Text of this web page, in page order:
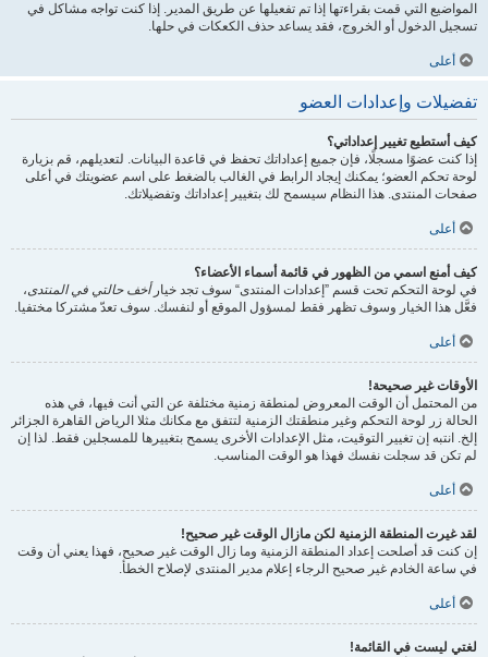
المواضيع التي قمت بقراءتها إذا تم تفعيلها عن طريق المدير. إذا كنت تواجه مشاكل في
تسجيل الدخول أو الخروج، فقد يساعد حذف الكعكات في حلها.
أعلى
تفضيلات وإعدادات العضو
كيف أستطيع تغيير إعداداتي؟
إذا كنت عضوًا مسجلًا، فإن جميع إعداداتك تحفظ في قاعدة البيانات. لتعديلهم، قم بزيارة
لوحة تحكم العضو؛ يمكنك إيجاد الرابط في الغالب بالضغط على اسم عضويتك في أعلى
صفحات المنتدى. هذا النظام سيسمح لك بتغيير إعداداتك وتفضيلاتك.
أعلى
كيف أمنع اسمي من الظهور في قائمة أسماء الأعضاء؟
في لوحة التحكم تحت قسم ”إعدادات المنتدى“ سوف تجد خيارأخف حالتي في المنتدى،
فعَّل هذا الخيار وسوف تظهر فقط لمسؤول الموقع أو لنفسك. سوف تعدّ مشتركا مختفيا.
أعلى
الأوقات غير صحيحة!
من المحتمل أن الوقت المعروض لمنطقة زمنية مختلفة عن التي أنت فيها، في هذه
الحالة زر لوحة التحكم وغير منطقتك الزمنية لتتفق مع مكانك مثلا الرياض القاهرة الجزائر
إلخ. انتبه إن تغيير التوقيت، مثل الإعدادات الأخرى يسمح بتغييرها للمسجلين فقط. لذا إن
لم تكن قد سجلت نفسك فهذا هو الوقت المناسب.
أعلى
لقد غيرت المنطقة الزمنية لكن مازال الوقت غير صحيح!
إن كنت قد أصلحت إعداد المنطقة الزمنية وما زال الوقت غير صحيح، فهذا يعني أن وقت
في ساعة الخادم غير صحيح الرجاء إعلام مدير المنتدى لإصلاح الخطأ.
أعلى
لغتي ليست في القائمة!